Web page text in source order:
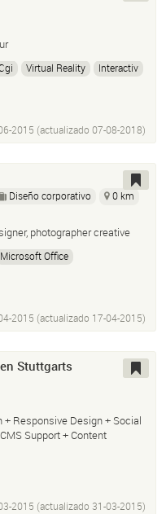
Virtual Reality
Interactiv
2015 (actualizado 07-08-2018)
Diseño corporativo 0 km
photographer creative
Microsoft Office
2015 (actualizado 17-04-2015)
Stuttgarts
Responsive Design + Social
Support + Content
2015 (actualizado 31-03-2015)